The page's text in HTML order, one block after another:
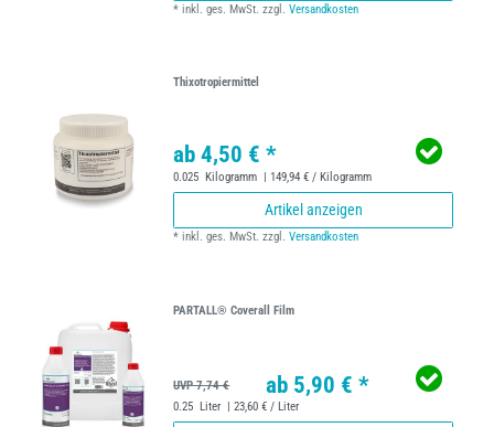
*inkl. ges. MwSt. zzgl.Versandkosten
Thixotropiermittel
ab 4,50 € *
0.025 Kilogramm | 149,94 € / Kilogramm
Artikel anzeigen
*inkl. ges. MwSt. zzgl.Versandkosten
PARTALL® Coverall Film
UVP 7,74 € ab 5,90 € *
0.25 Liter | 23,60 € / Liter